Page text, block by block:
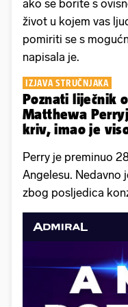
ako se borite s
život u kojem vas
pomiriti se s
napisala je.
IZJAVA STRUČNJAKA
Poznati liječnik
Matthewa
kriv, imao je
Perry je preminuo
Angelesu. Nedavno
zbog posljedica